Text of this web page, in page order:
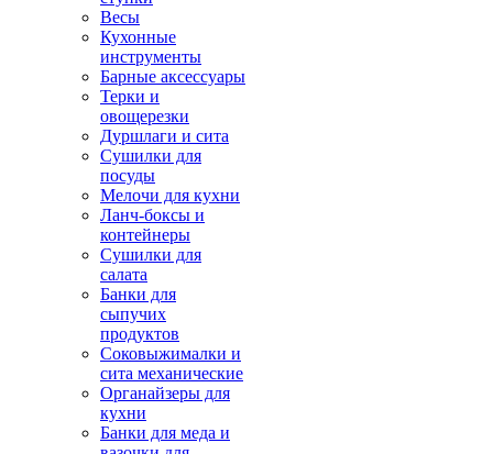
Весы
Кухонные
инструменты
Барные аксессуары
Терки и
овощерезки
Дуршлаги и сита
Сушилки для
посуды
Мелочи для кухни
Ланч-боксы и
контейнеры
Сушилки для
салата
Банки для
сыпучих
продуктов
Соковыжималки и
сита механические
Органайзеры для
кухни
Банки для меда и